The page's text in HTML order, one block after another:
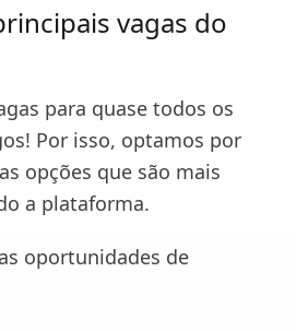
vagas do
para quase todos os
Por isso, optamos por
opções que são mais
a plataforma.
oportunidades de